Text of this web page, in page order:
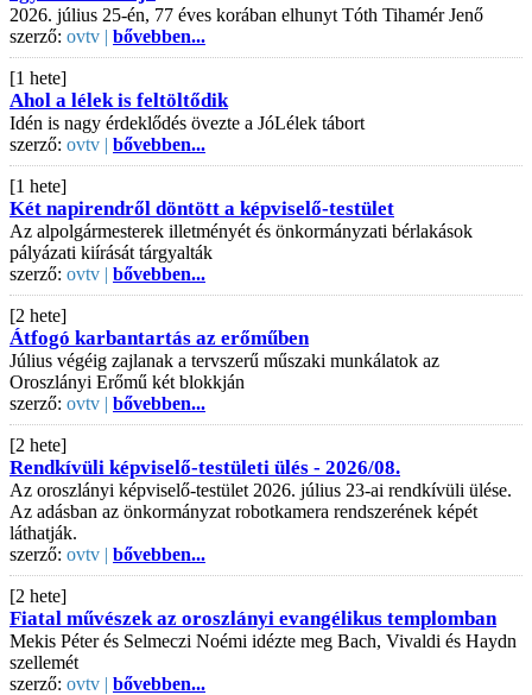
2026. július 25-én, 77 éves korában elhunyt Tóth Tihamér Jenő
szerző: ovtv | bővebben...
[1 hete]
Ahol a lélek is feltöltődik
Idén is nagy érdeklődés övezte a JóLélek tábort
szerző: ovtv | bővebben...
[1 hete]
Két napirendről döntött a képviselő-testület
Az alpolgármesterek illetményét és önkormányzati bérlakások
pályázati kiírását tárgyalták
szerző: ovtv | bővebben...
[2 hete]
Átfogó karbantartás az erőműben
Július végéig zajlanak a tervszerű műszaki munkálatok az
Oroszlányi Erőmű két blokkján
szerző: ovtv | bővebben...
[2 hete]
Rendkívüli képviselő-testületi ülés - 2026/08.
Az oroszlányi képviselő-testület 2026. július 23-ai rendkívüli ülése.
Az adásban az önkormányzat robotkamera rendszerének képét
láthatják.
szerző: ovtv | bővebben...
[2 hete]
Fiatal művészek az oroszlányi evangélikus templomban
Mekis Péter és Selmeczi Noémi idézte meg Bach, Vivaldi és Haydn
szellemét
szerző: ovtv | bővebben...